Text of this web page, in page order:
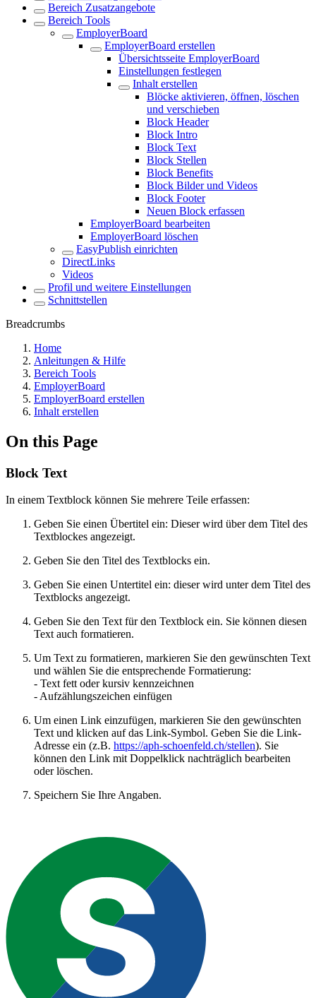
Bereich Zusatzangebote
Bereich Tools
EmployerBoard
EmployerBoard erstellen
Übersichtsseite EmployerBoard
Einstellungen festlegen
Inhalt erstellen
Blöcke aktivieren, öffnen, löschen
und verschieben
Block Header
Block Intro
Block Text
Block Stellen
Block Benefits
Block Bilder und Videos
Block Footer
Neuen Block erfassen
EmployerBoard bearbeiten
EmployerBoard löschen
EasyPublish einrichten
DirectLinks
Videos
Profil und weitere Einstellungen
Schnittstellen
Breadcrumbs
Home
Anleitungen & Hilfe
Bereich Tools
EmployerBoard
EmployerBoard erstellen
Inhalt erstellen
On this Page
Block Text
In einem Textblock können Sie mehrere Teile erfassen:
Geben Sie einen Übertitel ein: Dieser wird über dem Titel des
Textblockes angezeigt.
Geben Sie den Titel des Textblocks ein.
Geben Sie einen Untertitel ein: dieser wird unter dem Titel des
Textblocks angezeigt.
Geben Sie den Text für den Textblock ein. Sie können diesen
Text auch formatieren.
Um Text zu formatieren, markieren Sie den gewünschten Text
und wählen Sie die entsprechende Formatierung:
- Text fett oder kursiv kennzeichnen
- Aufzählungszeichen einfügen
Um einen Link einzufügen, markieren Sie den gewünschten
Text und klicken auf das Link-Symbol. Geben Sie die Link-
Adresse ein (z.B. https://aph-schoenfeld.ch/stellen). Sie
können den Link mit Doppelklick nachträglich bearbeiten
oder löschen.
Speichern Sie Ihre Angaben.